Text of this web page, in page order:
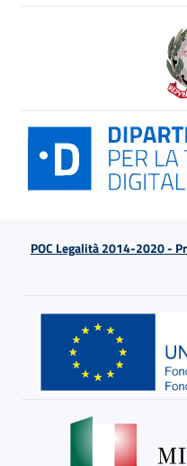
POC Legalità 2014-2020 -